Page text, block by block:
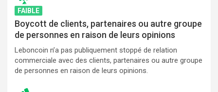
FAIBLE
Boycott de clients, partenaires ou autre groupe
de personnes en raison de leurs opinions
Leboncoin n’a pas publiquement stoppé de relation
commerciale avec des clients, partenaires ou autre groupe
de personnes en raison de leurs opinions.